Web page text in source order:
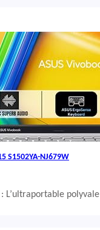
S1502YA-NJ679W
: L’ultraportable